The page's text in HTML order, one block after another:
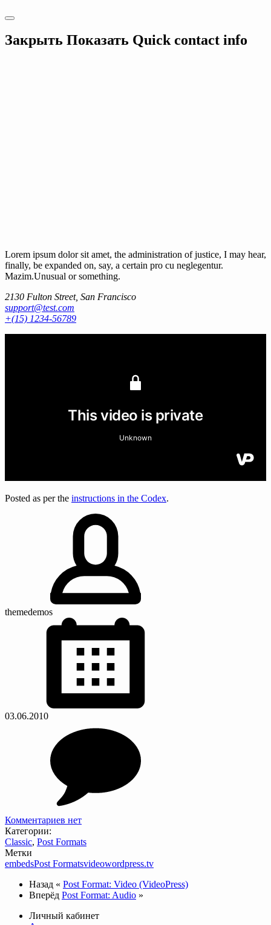
Закрыть Показать Quick contact info
Lorem ipsum dolor sit amet, the administration of justice, I may hear,
finally, be expanded on, say, a certain pro cu neglegentur.
Mazim.Unusual or something.
2130 Fulton Street, San Francisco
support@test.com
+(15) 1234-56789
Posted as per the instructions in the Codex.
themedemos
03.06.2010
Комментариев нет
Категории:
Classic, Post Formats
Метки
embedsPost Formatsvideowordpress.tv
Назад « Post Format: Video (VideoPress)
Вперёд Post Format: Audio »
Личный кабинет